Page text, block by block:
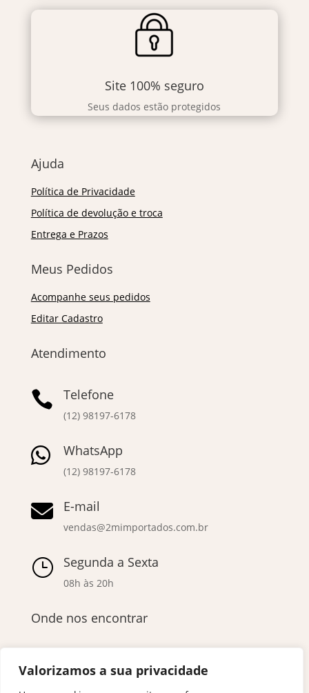
Valorizamos a sua privacidade
Site 100% seguro
Seus dados estão protegidos
Ajuda
Política de Privacidade
Política de devolução e troca
Entrega e Prazos
Meus Pedidos
Acompanhe seus pedidos
Editar Cadastro
Atendimento
 Telefone
(12) 98197-6178
 WhatsApp
(12) 98197-6178
 E-mail
vendas@2mimportados.com.br
} Segunda a Sexta
08h às 20h
Onde nos encontrar